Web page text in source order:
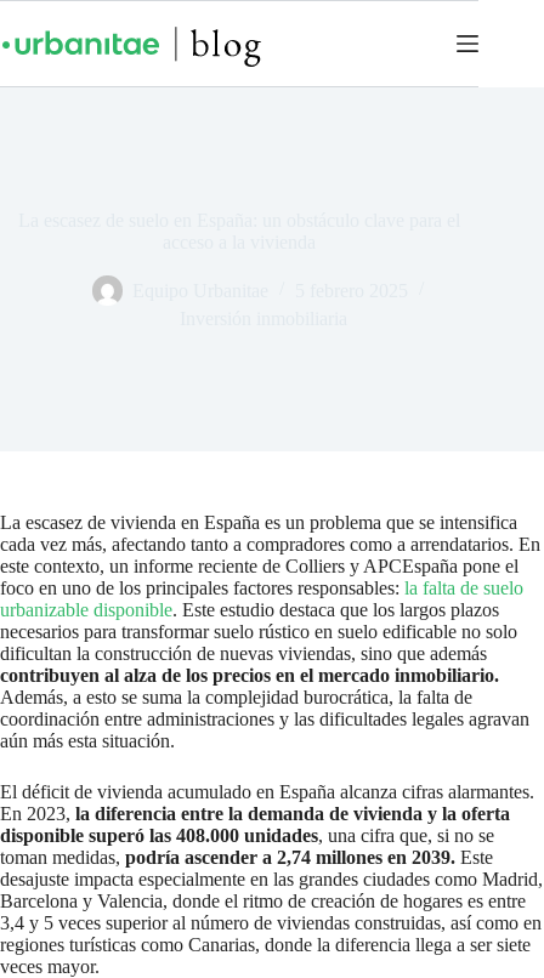
La escasez de vivienda en España es un problema que se intensifica
cada vez más, afectando tanto a compradores como a arrendatarios. En
este contexto, un informe reciente de Colliers y APCEspaña pone el
foco en uno de los principales factores responsables: la falta de suelo
urbanizable disponible. Este estudio destaca que los largos plazos
necesarios para transformar suelo rústico en suelo edificable no solo
dificultan la construcción de nuevas viviendas, sino que además
contribuyen al alza de los precios en el mercado inmobiliario.
Además, a esto se suma la complejidad burocrática, la falta de
coordinación entre administraciones y las dificultades legales agravan
aún más esta situación.
El déficit de vivienda acumulado en España alcanza cifras alarmantes.
En 2023, la diferencia entre la demanda de vivienda y la oferta
disponible superó las 408.000 unidades, una cifra que, si no se
toman medidas, podría ascender a 2,74 millones en 2039. Este
desajuste impacta especialmente en las grandes ciudades como Madrid,
Barcelona y Valencia, donde el ritmo de creación de hogares es entre
3,4 y 5 veces superior al número de viviendas construidas, así como en
regiones turísticas como Canarias, donde la diferencia llega a ser siete
veces mayor.